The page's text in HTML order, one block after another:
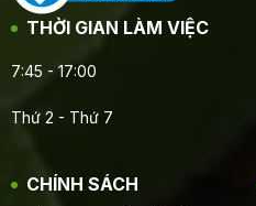
THỜI GIAN LÀM VIỆC
7:45 - 17:00
Thứ 2 - Thứ 7
CHÍNH SÁCH